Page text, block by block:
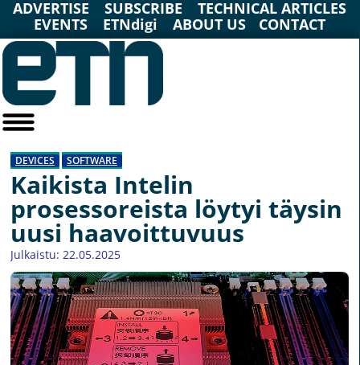
ADVERTISE SUBSCRIBE
TECHNICAL ARTICLES
EVENTS
ETNdigi ABOUT US CONTACT
DEVICES SOFTWARE
Kaikista Intelin
prosessoreista löytyi täysin
uusi haavoittuvuus
Julkaistu: 22.05.2025